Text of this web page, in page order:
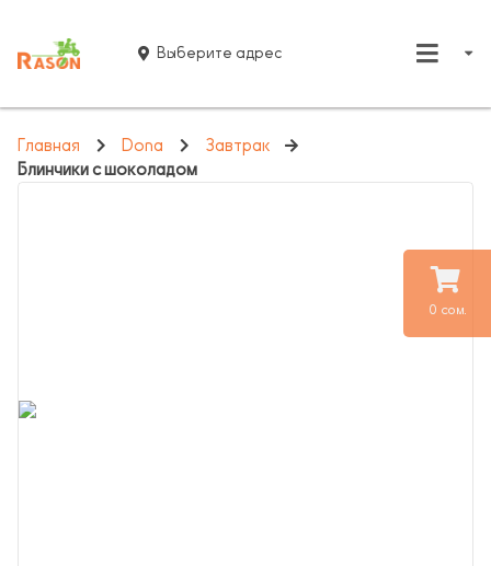
0 сом.
Выберите адрес
Главная Dona
Завтрак
Блинчики с шоколадом